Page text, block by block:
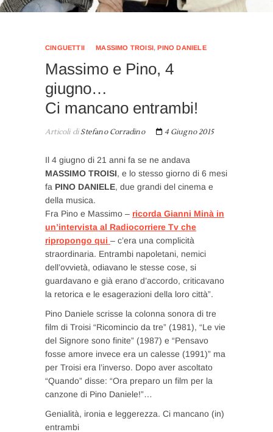
CINGUETTII MASSIMO TROISI,PINO DANIELE
Massimo e Pino, 4
giugno…
Ci mancano entrambi!
Articoli diStefano Corradino 4 Giugno 2015
Il 4 giugno di 21 anni fa se ne andava
MASSIMO TROISI, e lo stesso giorno di 6 mesi
fa PINO DANIELE, due grandi del cinema e
della musica.
Fra Pino e Massimo – ricorda Gianni Minà in
un’intervista al Radiocorriere Tv che
ripropongo qui – c’era una complicità
straordinaria. Entrambi napoletani, nemici
dell’ovvietà, odiavano le stesse cose, si
guardavano e già erano d’accordo, criticavano
la retorica e le esagerazioni della loro città”.
Pino Daniele scrisse la colonna sonora di tre
film di Troisi “Ricomincio da tre” (1981), “Le vie
del Signore sono finite” (1987) e “Pensavo
fosse amore invece era un calesse (1991)” ma
per Troisi era l’inverso. Dopo aver ascoltato
“Quando” disse: “Ora preparo un film per la
canzone di Pino Daniele!”…
Genialità, ironia e leggerezza. Ci mancano (in)
entrambi